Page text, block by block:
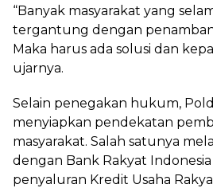
“Banyak masyarakat yang
tergantung dengan
Maka harus ada solusi dan
ujarnya.
Selain penegakan hukum,
menyiapkan pendekatan
masyarakat. Salah satunya
dengan Bank Rakyat
penyaluran Kredit Usaha